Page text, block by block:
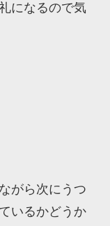
になるので気
がら次にうつ
いるかどうか